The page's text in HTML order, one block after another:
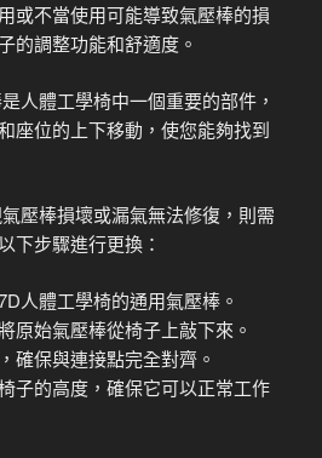
或不當使用可能導致氣壓棒的損
的調整功能和舒適度。
人體工學椅中一個重要的部件，
座位的上下移動，使您能夠找到
壓棒損壞或漏氣無法修復，則需
下步驟進行更換：
人體工學椅的通用氣壓棒。
原始氣壓棒從椅子上敲下來。
確保與連接點完全對齊。
子的高度，確保它可以正常工作